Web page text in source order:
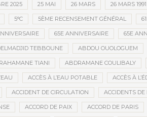
2025 25 MAI 26 MARS 26 MARS 1991
5°C 5ÈME RECENSEMENT GÉNÉRAL
65E ANNIVERSAIRE 65E
TEBBOUNE ABDOU OUOLOGUEM
TIANI ABDRAMANE COULIBALY
ACCÈS À L’EAU POTABLE ACCÈS À
ACCIDENT DE CIRCULATION ACCIDENTS
ACCORD DE PAIX ACCORD DE PARIS